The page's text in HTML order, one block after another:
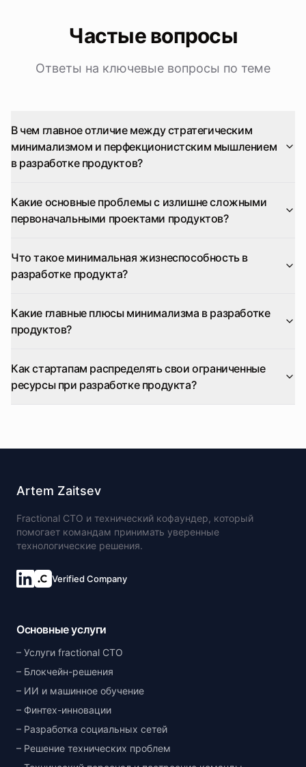
Частые вопросы
Ответы на ключевые вопросы по теме
В чем главное отличие между стратегическим
минимализмом и перфекционистским мышлением
в разработке продуктов?
Какие основные проблемы с излишне сложными
первоначальными проектами продуктов?
Что такое минимальная жизнеспособность в
разработке продукта?
Какие главные плюсы минимализма в разработке
продуктов?
Как стартапам распределять свои ограниченные
ресурсы при разработке продукта?
Artem Zaitsev
Fractional CTO и технический кофаундер, который
помогает командам принимать уверенные
технологические решения.
Verified Company
Основные услуги
Услуги fractional CTO
Блокчейн-решения
ИИ и машинное обучение
Финтех-инновации
Разработка социальных сетей
Решение технических проблем